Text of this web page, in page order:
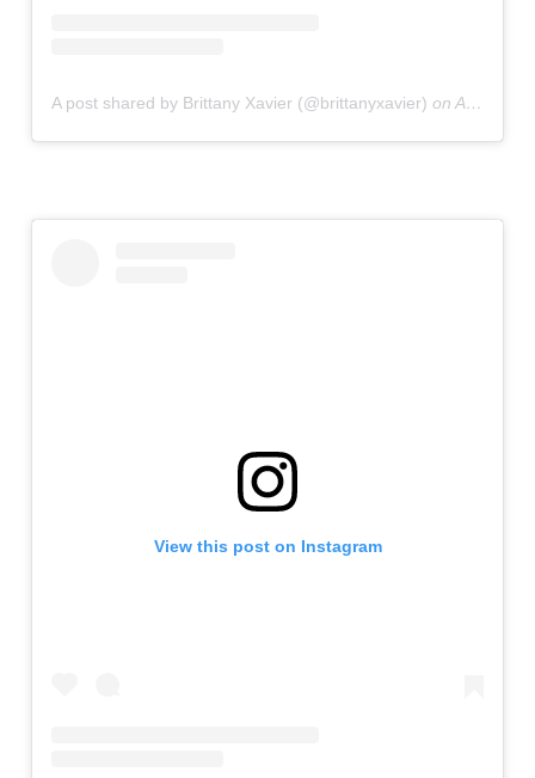
A post shared by Brittany Xavier (@brittanyxavier) on Apr 11, 2020 at 12:33pm PDT
View this post on Instagram